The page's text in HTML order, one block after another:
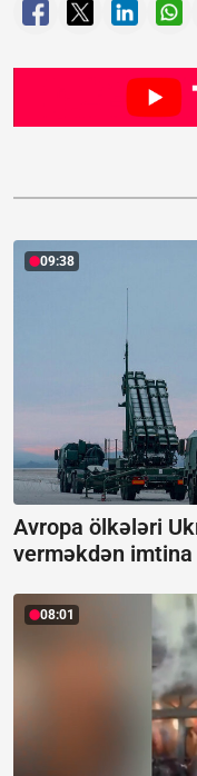
09:38
Avropa ölkələri
verməkdən
08:01